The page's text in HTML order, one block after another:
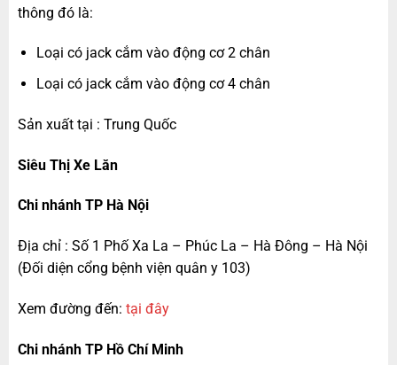
thông đó là:
Loại có jack cắm vào động cơ 2 chân
Loại có jack cắm vào động cơ 4 chân
Sản xuất tại : Trung Quốc
Siêu Thị Xe Lăn
Chi nhánh TP Hà Nội
Địa chỉ : Số 1 Phố Xa La – Phúc La – Hà Đông – Hà Nội
(Đối diện cổng bệnh viện quân y 103)
Xem đường đến: tại đây
Chi nhánh TP Hồ Chí Minh